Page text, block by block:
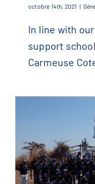
National
octobre 14th, 2021 |
In line with
support
Carmeuse